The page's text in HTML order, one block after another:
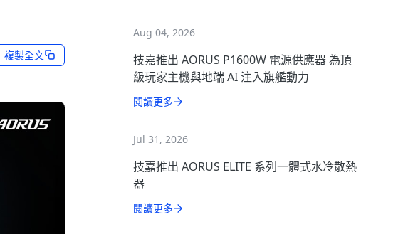
複製全文
Aug 04, 2026
技嘉推出 AORUS P1600W 電源供應器 為頂
級玩家主機與地端 AI 注入旗艦動力
閱讀更多
Jul 31, 2026
技嘉推出 AORUS ELITE 系列一體式水冷散熱
器
閱讀更多